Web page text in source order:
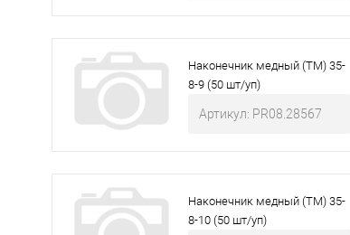
Наконечник медный (ТМ) 35-
8-9 (50 шт/уп)
Артикул: PR08.28567
Наконечник медный (ТМ) 35-
8-10 (50 шт/уп)